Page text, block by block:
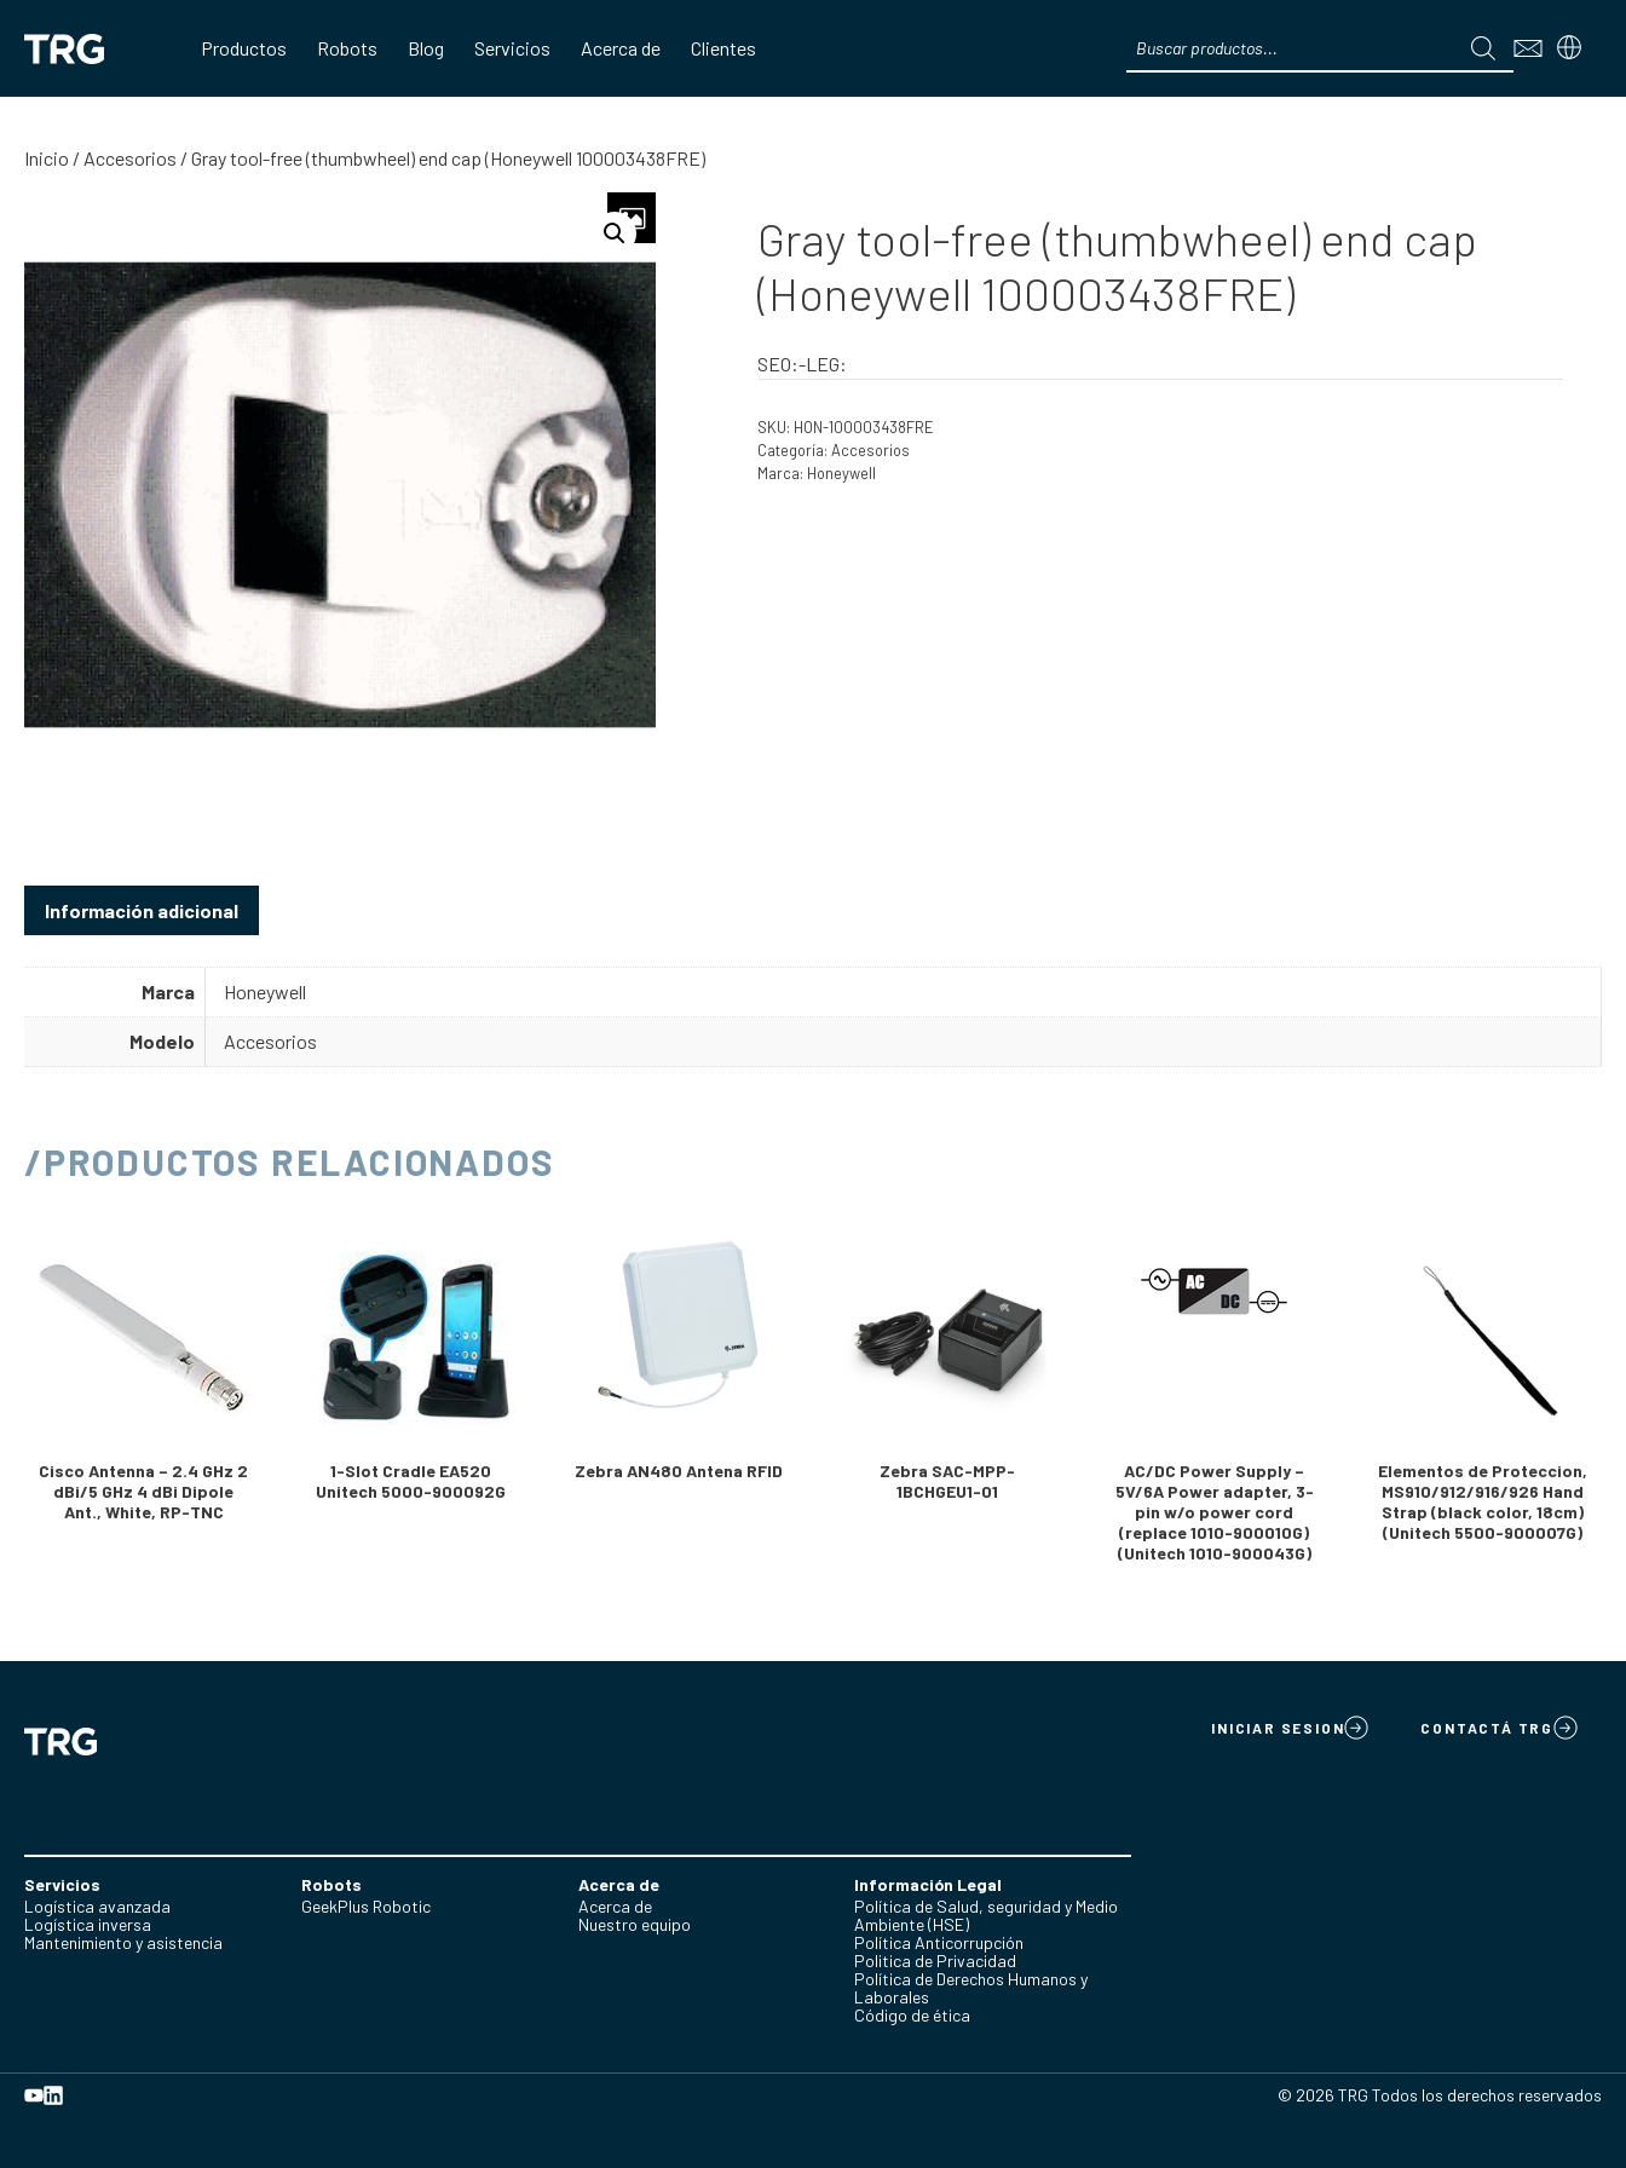
contenido
Productos Robots Blog Servicios Acerca de Clientes
search
Inicio / Accesorios / Gray tool-free (thumbwheel) end cap (Honeywell 100003438FRE)
Gray tool-free (thumbwheel) end cap
(Honeywell 100003438FRE)
SEO:-LEG:
SKU: HON-100003438FRE
Categoría: Accesorios
Marca: Honeywell
Información adicional
Marca Honeywell
Modelo Accesorios
/PRODUCTOS RELACIONADOS
Cisco Antenna – 2.4 GHz 2
dBi/5 GHz 4 dBi Dipole
Ant., White, RP-TNC
1-Slot Cradle EA520
Unitech 5000-900092G
Zebra AN480 Antena RFID
Zebra SAC-MPP-
1BCHGEU1-01
AC/DC Power Supply –
5V/6A Power adapter, 3-
pin w/o power cord
(replace 1010-900010G)
(Unitech 1010-900043G)
Elementos de Proteccion,
MS910/912/916/926 Hand
Strap (black color, 18cm)
(Unitech 5500-900007G)
INICIAR SESION CONTACTÁ TRG
Servicios
Logística avanzada
Logística inversa
Mantenimiento y asistencia
Robots
GeekPlus Robotic
Acerca de
Acerca de
Nuestro equipo
Información Legal
Política de Salud, seguridad y Medio
Ambiente (HSE)
Política Anticorrupción
Politica de Privacidad
Política de Derechos Humanos y
Laborales
Código de ética
© 2026 TRG Todos los derechos reservados